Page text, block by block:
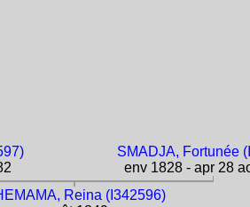
SMADJA, Fortunée
env 1828 - apr 28
Reina (I342596)